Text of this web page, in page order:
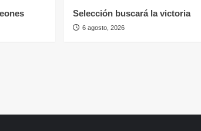
Selección buscará la victoria
6 agosto, 2026